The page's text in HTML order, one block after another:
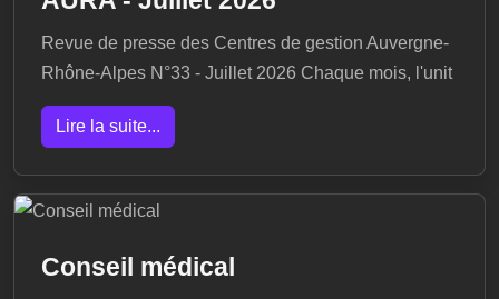
Revue de presse des Centres de gestion Auvergne-
Rhône-Alpes N°33 - Juillet 2026 Chaque mois, l'unit
Lire la suite...
Conseil médical